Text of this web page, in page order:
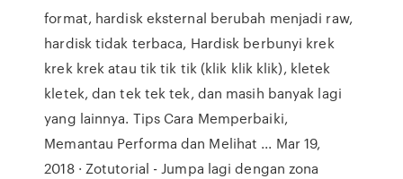
format, hardisk eksternal berubah menjadi raw,
hardisk tidak terbaca, Hardisk berbunyi krek
krek krek atau tik tik tik (klik klik klik), kletek
kletek, dan tek tek tek, dan masih banyak lagi
yang lainnya. Tips Cara Memperbaiki,
Memantau Performa dan Melihat ... Mar 19,
2018 · Zotutorial - Jumpa lagi dengan zona